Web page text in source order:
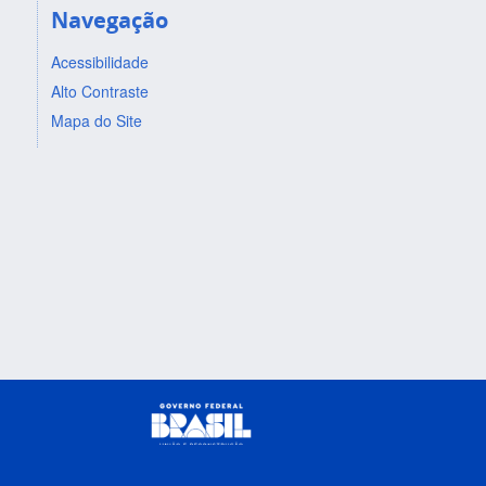
Navegação
Acessibilidade
Alto Contraste
Mapa do Site